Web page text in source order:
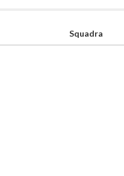
Squadra